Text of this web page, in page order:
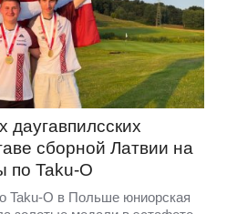
даугавпилсских
сборной Латвии на
по Taku-O
Taku-O в Польше юниорская